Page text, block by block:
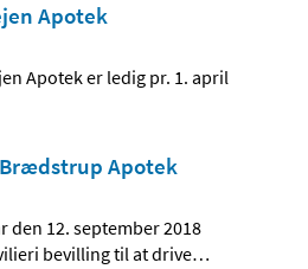
Apotek
Apotek er ledig pr. 1. april
Apotek
12. september 2018
bevilling til at drive…